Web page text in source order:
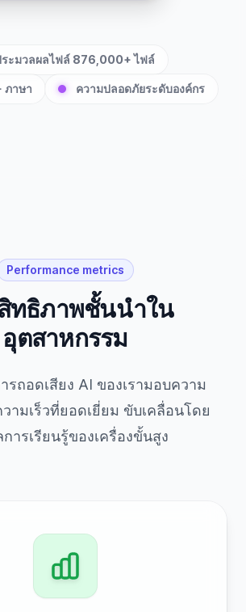
ะมวลผลไฟล์ 876,000+ ไฟล์
ภาษา ความปลอดภัยระดับองค์กร
Performance metrics
ทธิภาพชั้นนำใน
อุตสาหกรรม
รถอดเสียง AI ของเรามอบความ
ามเร็วที่ยอดเยี่ยม ขับเคลื่อนโดย
การเรียนรู้ของเครื่องขั้นสูง